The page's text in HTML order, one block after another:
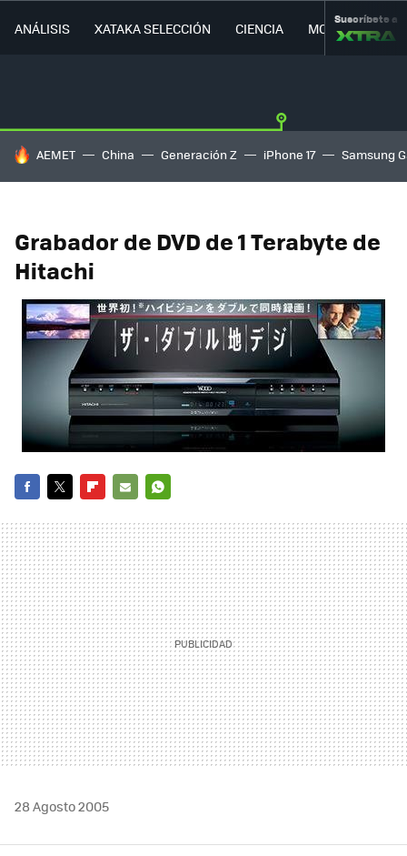
ANÁLISIS XATAKA SELECCIÓN CIENCIA MOVILIDAD
Suscríbete a
HOY SE HABLA DE
AEMET China Generación Z iPhone 17 Samsung
Grabador de DVD de 1 Terabyte de
Hitachi
MAIL
28 Agosto 2005